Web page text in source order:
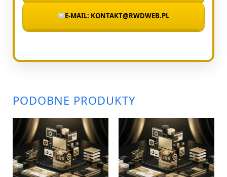
E-MAIL: KONTAKT@RWDWEB.PL
PODOBNE PRODUKTY